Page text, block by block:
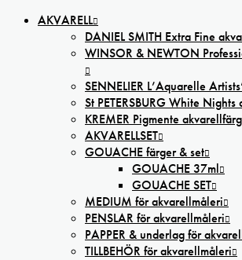
AKVARELL
DANIEL SMITH Extra Fine
WINSOR & NEWTON
SENNELIER L’Aquarelle
St PETERSBURG White
KREMER Pigmente akvarellfärg
AKVARELLSET
GOUACHE färger & set
GOUACHE 37ml
GOUACHE SET
MEDIUM för akvarellmåleri
PENSLAR för akvarellmåleri
PAPPER & underlag för
TILLBEHÖR för akvarellmåleri